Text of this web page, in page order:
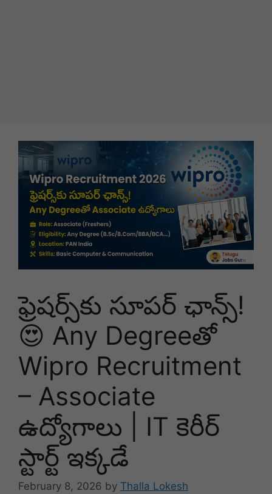
ఫ్రెషర్స్‌కు సూపర్ ఛాన్స్!
😍 Any Degreeతో
Wipro Recruitment
– Associate
ఉద్యోగాలు | IT కెరీర్
స్టార్ట్ ఇక్కడే
February 8, 2026 by Thalla Lokesh